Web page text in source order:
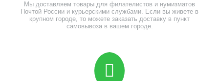
Мы доставляем товары для филателистов и нумизматов
Почтой России и курьерскими службами. Если вы живете в
крупном городе, то можете заказать доставку в пункт
самовывоза в вашем городе.